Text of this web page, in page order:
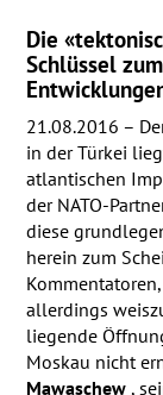
Die
Schlüssel
21.08.2016 –
in der Türkei
atlantischen
der NATO-
diese
herein zum
allerdings
liegende
Moskau nicht
Mawaschew,